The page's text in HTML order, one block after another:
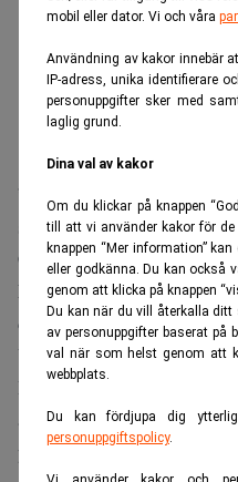
mobil eller dator. Vi och våra
Användning av kakor innebär
IP-adress, unika identifierare
personuppgifter sker med
laglig grund.
Dina val av kakor
Om du klickar på knappen
till att vi använder kakor för
knappen “Mer information”
eller godkänna. Du kan också
genom att klicka på knappen
Du kan när du vill återkalla
av personuppgifter baserat på
val när som helst genom att
webbplats.
Du kan fördjupa dig
personuppgiftspolicy.
”Det är svårt att hitta
säger Berkshire
CNBC:sBecky Quick.
Missa inte:Buffetts
det aldrig sett ut förut.
Uttalandet är en
Buffett framförde tidigare i
aktiemarknaden vid ”en
pekade särskilt ut den